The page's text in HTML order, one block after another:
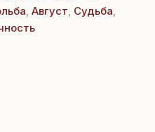
Август Судьба